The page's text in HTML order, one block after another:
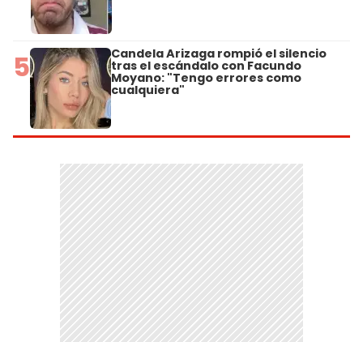
5 Candela Arizaga rompió el silencio
tras el escándalo con Facundo
Moyano: "Tengo errores como
cualquiera"